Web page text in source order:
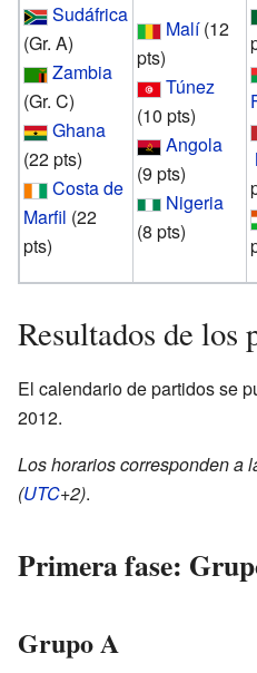
Sudáfrica
(Gr. A)
Zambia
(Gr. C)
Ghana
(22 pts)
Costa de
Marfil (22
pts)
Malí (12
pts)
Túnez
(10 pts)
Angola
(9 pts)
Nigeria
(8 pts)
Resultados de los
El calendario de partidos se
2012.
Los horarios corresponden a
(UTC+2).
Primera fase:
Grupo A